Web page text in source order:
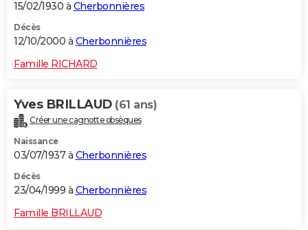
15/02/1930 à Cherbonnières
Décès
12/10/2000 à Cherbonnières
Famille RICHARD
Yves BRILLAUD (61 ans)
Créer une cagnotte obsèques
Naissance
03/07/1937 à Cherbonnières
Décès
23/04/1999 à Cherbonnières
Famille BRILLAUD